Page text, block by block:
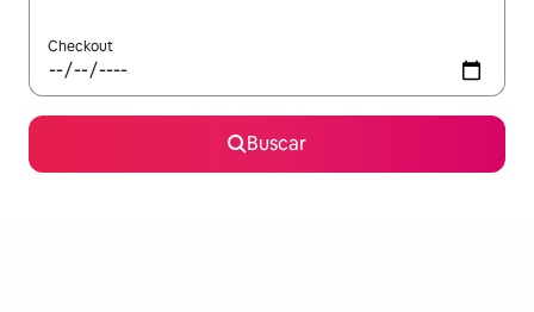
Checkout
Buscar